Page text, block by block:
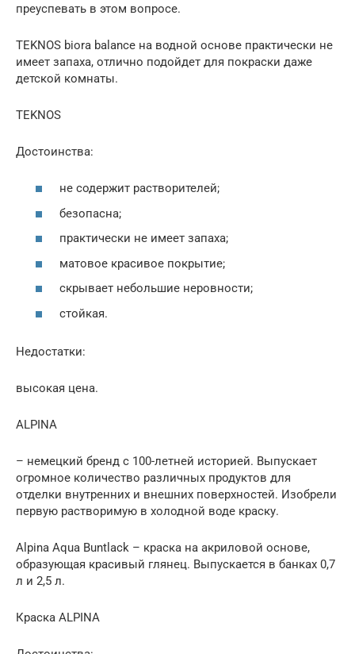
преуспевать в этом вопросе.
TEKNOS biora balance на водной основе практически не
имеет запаха, отлично подойдет для покраски даже
детской комнаты.
TEKNOS
Достоинства:
не содержит растворителей;
безопасна;
практически не имеет запаха;
матовое красивое покрытие;
скрывает небольшие неровности;
стойкая.
Недостатки:
высокая цена.
ALPINA
– немецкий бренд с 100-летней историей. Выпускает
огромное количество различных продуктов для
отделки внутренних и внешних поверхностей. Изобрели
первую растворимую в холодной воде краску.
Alpina Aqua Buntlack – краска на акриловой основе,
образующая красивый глянец. Выпускается в банках 0,7
л и 2,5 л.
Краска ALPINA